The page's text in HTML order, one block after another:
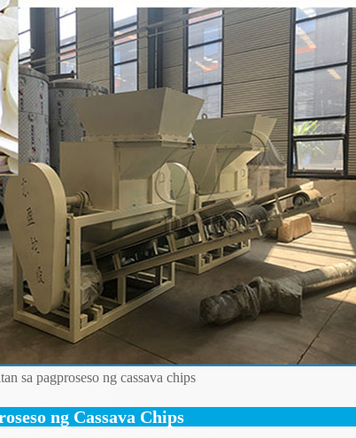
sa pagproseso ng cassava chips
ng Cassava Chips